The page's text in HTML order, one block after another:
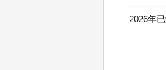
2026年